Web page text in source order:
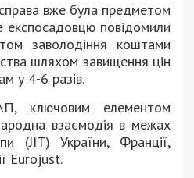
вже була предметом
експосадовцю повідомили
заволодіння коштами
шляхом завищення цін
у 4-6 разів.
ключовим елементом
взаємодія в межах
(JIT) України, Франції,
Eurojust.